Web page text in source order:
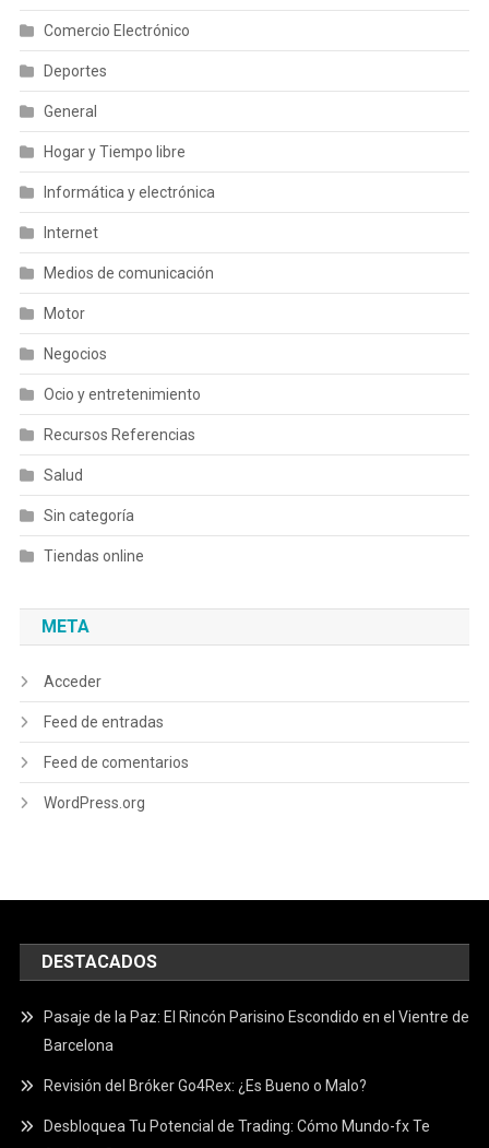
Comercio Electrónico
Deportes
General
Hogar y Tiempo libre
Informática y electrónica
Internet
Medios de comunicación
Motor
Negocios
Ocio y entretenimiento
Recursos Referencias
Salud
Sin categoría
Tiendas online
META
Acceder
Feed de entradas
Feed de comentarios
WordPress.org
DESTACADOS
Pasaje de la Paz: El Rincón Parisino Escondido en el Vientre de
Barcelona
Revisión del Bróker Go4Rex: ¿Es Bueno o Malo?
Desbloquea Tu Potencial de Trading: Cómo Mundo-fx Te